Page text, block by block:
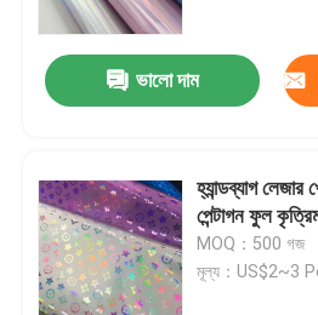
ভালো দাম
হ্যান্ডব্যাগ লেজার
পেন্টাগন ফুল
MOQ：500 গজ
মূল্য：US$2~3